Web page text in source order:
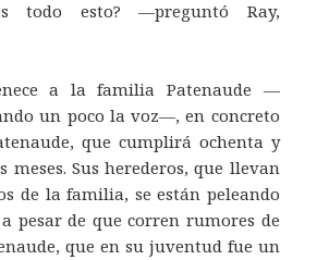
todo esto? —preguntó Ray,
a la familia Patenaude —
un poco la voz—, en concreto
que cumplirá ochenta y
meses. Sus herederos, que llevan
de la familia, se están peleando
pesar de que corren rumores de
que en su juventud fue un